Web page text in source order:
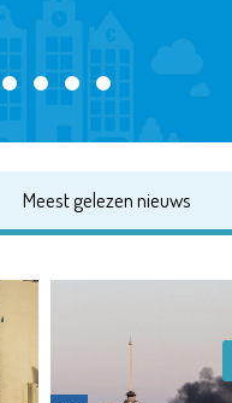
Meest gelezen nieuws